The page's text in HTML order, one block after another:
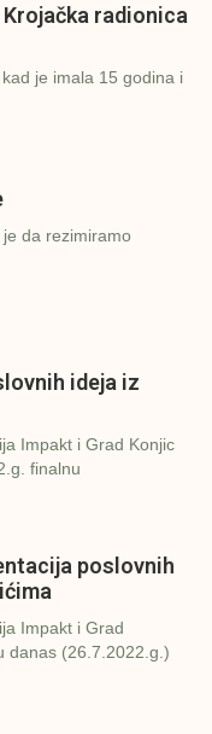
radionica
je imala 15 godina i
da rezimiramo
ideja iz
Impakt i Grad Konjic
finalnu
poslovnih
Impakt i Grad
danas (26.7.2022.g.)